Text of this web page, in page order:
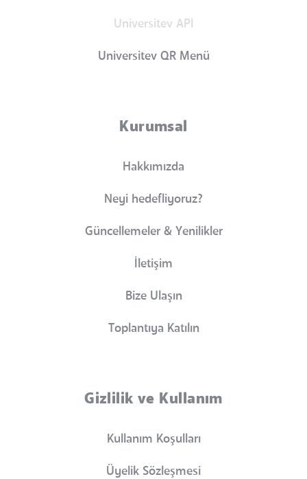
Universitev API
Universitev QR Menü
Kurumsal
Hakkımızda
Neyi hedefliyoruz?
Güncellemeler & Yenilikler
İletişim
Bize Ulaşın
Toplantıya Katılın
Gizlilik ve Kullanım
Kullanım Koşulları
Üyelik Sözleşmesi